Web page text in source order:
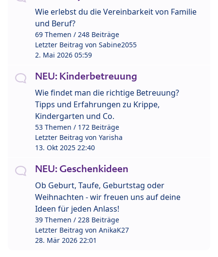
Wie erlebst du die Vereinbarkeit von Familie
und Beruf?
69 Themen / 248 Beiträge
Letzter Beitrag von Sabine2055
2. Mai 2026 05:59
NEU: Kinderbetreuung
Wie findet man die richtige Betreuung?
Tipps und Erfahrungen zu Krippe,
Kindergarten und Co.
53 Themen / 172 Beiträge
Letzter Beitrag von Yarisha
13. Okt 2025 22:40
NEU: Geschenkideen
Ob Geburt, Taufe, Geburtstag oder
Weihnachten - wir freuen uns auf deine
Ideen für jeden Anlass!
39 Themen / 228 Beiträge
Letzter Beitrag von AnikaK27
28. Mär 2026 22:01